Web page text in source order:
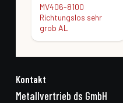
MV406-8100
Richtungslos sehr
grob AL
Kontakt
Metallvertrieb ds GmbH